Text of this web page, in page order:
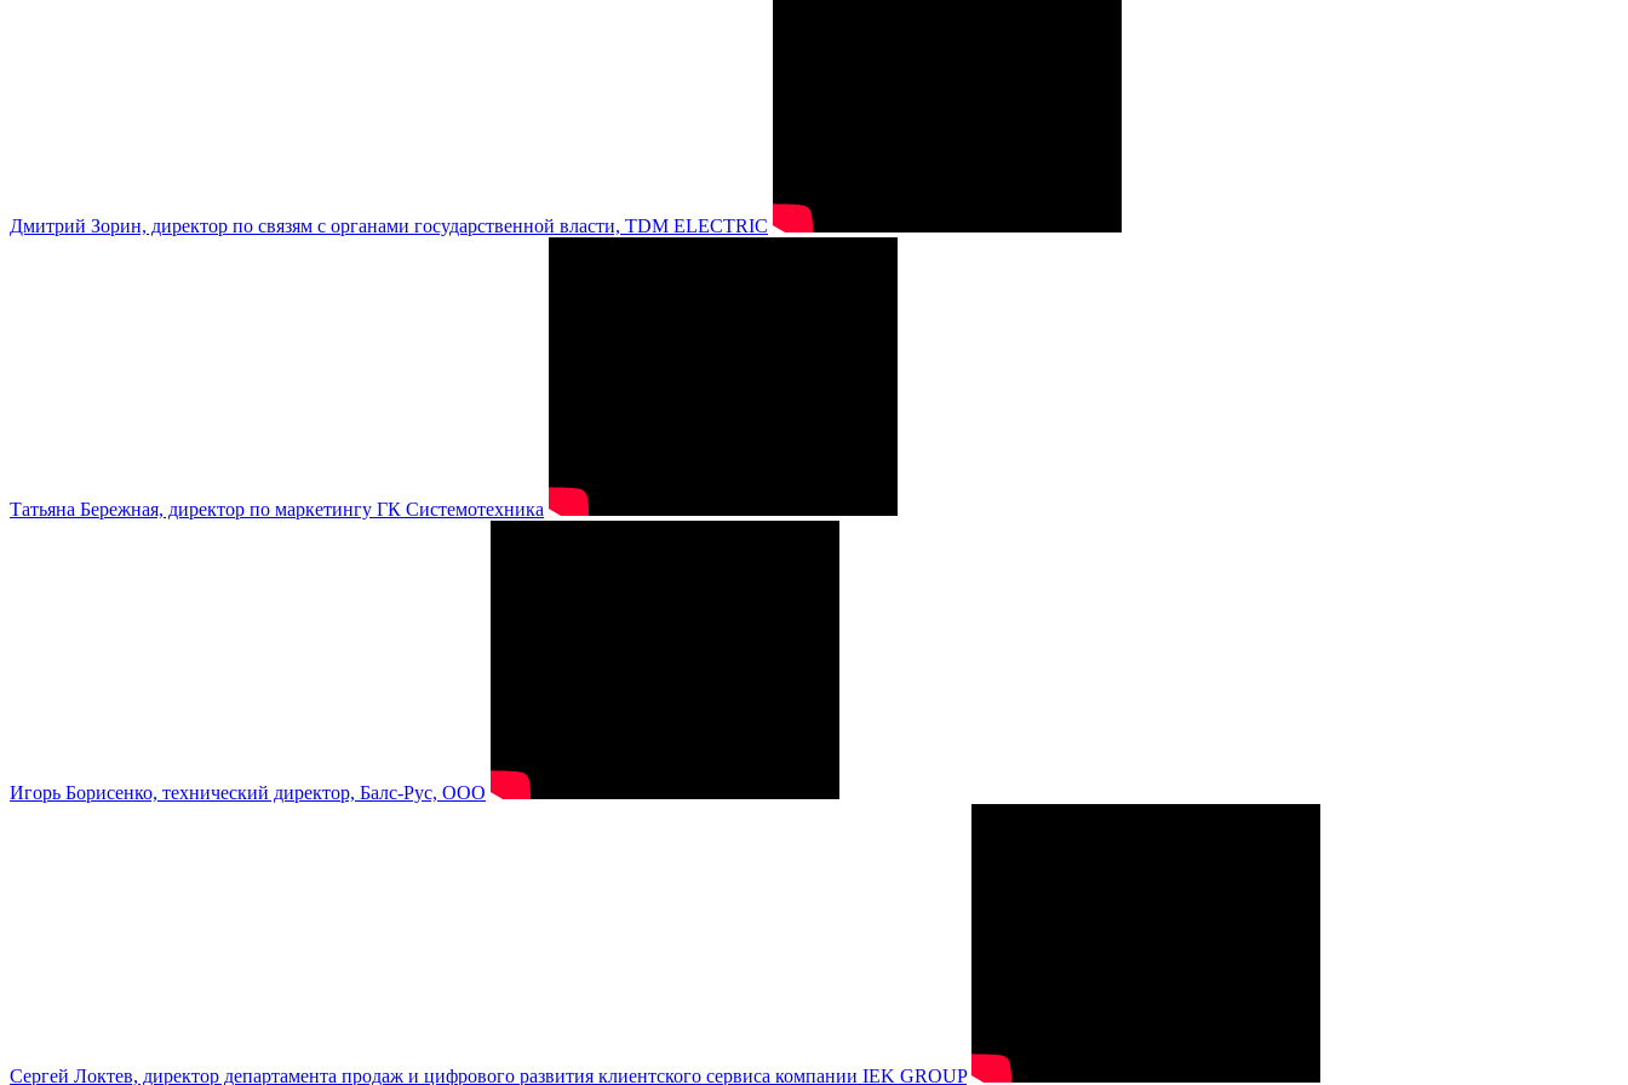
Дмитрий Зорин, директор по связям с органами государственной власти, TDM ELECTRIC
Татьяна Бережная, директор по маркетингу ГК Системотехника
Игорь Борисенко, технический директор, Балс-Рус, ООО
Сергей Локтев, директор департамента продаж и цифрового развития клиентского сервиса компании IEK GROUP